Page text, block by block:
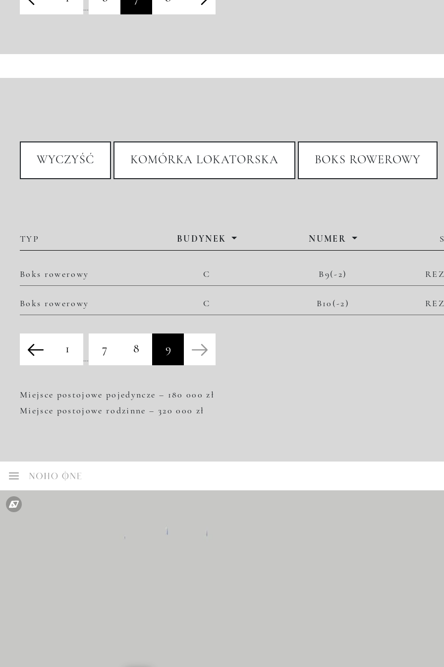
…
WYCZYŚĆ KOMÓRKA LOKATORSKA BOKS ROWEROWY
TYP BUDYNEK NUMER
Boks rowerowy C B9(-2)
Boks rowerowy C B10(-2)
1
…
7 8 9
Miejsce postojowe pojedyncze – 180 000 zł
Miejsce postojowe rodzinne – 320 000 zł